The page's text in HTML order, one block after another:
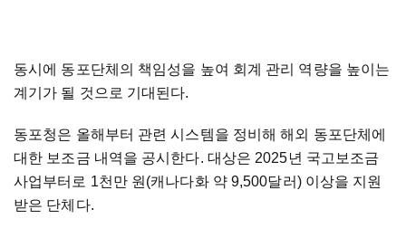
동시에 동포단체의 책임성을 높여 회계 관리 역량을 높이는
계기가 될 것으로 기대된다.
동포청은 올해부터 관련 시스템을 정비해 해외 동포단체에
대한 보조금 내역을 공시한다. 대상은 2025년 국고보조금
사업부터로 1천만 원(캐나다화 약 9,500달러) 이상을 지원
받은 단체다.